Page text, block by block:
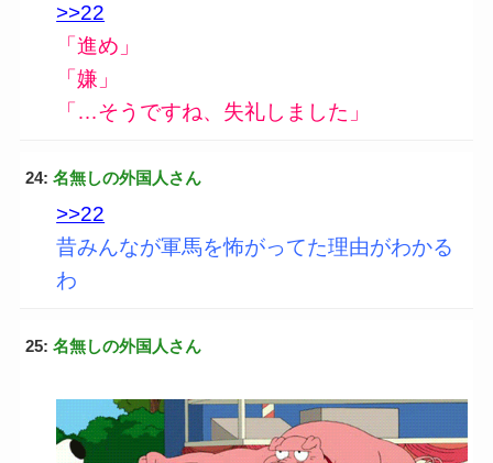
>>22
「進め」
「嫌」
「…そうですね、失礼しました」
24: 名無しの外国人さん
>>22
昔みんなが軍馬を怖がってた理由がわかる
わ
25: 名無しの外国人さん